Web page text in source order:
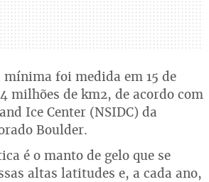
mínima foi medida em 15 de
milhões de km2, de acordo com
Ice Center (NSIDC) da
Boulder.
é o manto de gelo que se
altas latitudes e, a cada ano,